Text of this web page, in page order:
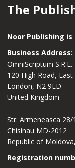
The
Noor Publishing is
Business Address:
OmniScriptum S.R.L.
120 High Road, East
London, N2 9ED
United Kingdom
Str. Armeneasca
Chisinau MD-2012
Republic of
Registration